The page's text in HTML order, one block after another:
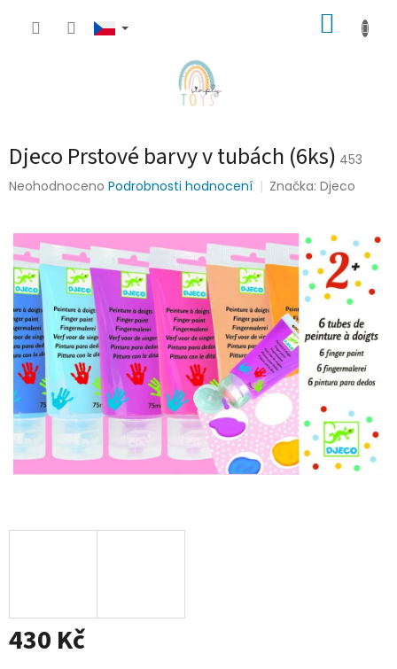
Djeco Prstové barvy v tubách (6ks) 453
Průměrné
je
0,0
z
5
hvězdiček.
Neohodnoceno Podrobnosti hodnocení Značka:Djeco
430 Kč